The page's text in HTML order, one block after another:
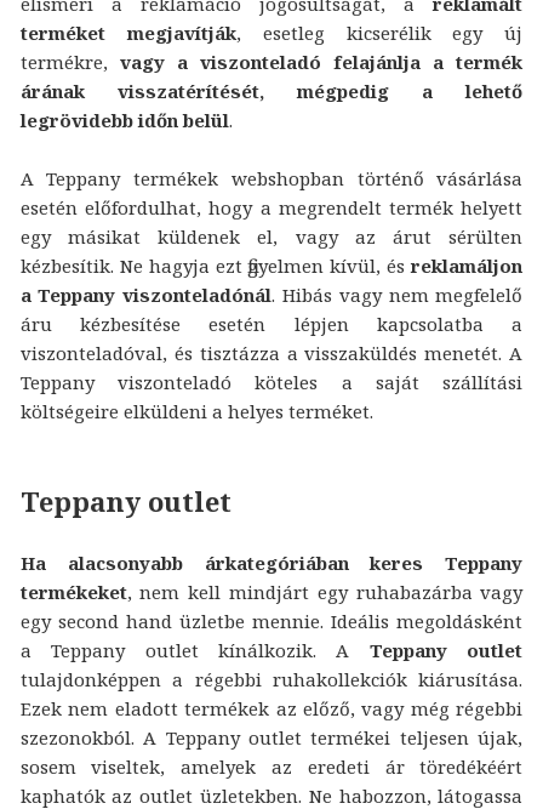
terméket megjavítják, esetleg kicserélik egy új
termékre, vagy a viszonteladó felajánlja a termék
árának visszatérítését, mégpedig a lehető
legrövidebb időn belül.
A Teppany termékek webshopban történő vásárlása
esetén előfordulhat, hogy a megrendelt termék helyett
egy másikat küldenek el, vagy az árut sérülten
kézbesítik. Ne hagyja ezt figyelmen kívül, ésreklamáljon
a Teppany viszonteladónál. Hibás vagy nem megfelelő
áru kézbesítése esetén lépjen kapcsolatba a
viszonteladóval, és tisztázza a visszaküldés menetét. A
Teppany viszonteladó köteles a saját szállítási
költségeire elküldeni a helyes terméket.
Teppany outlet
Ha alacsonyabb árkategóriában keres Teppany
termékeket, nem kell mindjárt egy ruhabazárba vagy
egy second hand üzletbe mennie. Ideális megoldásként
a Teppany outlet kínálkozik. A Teppany outlet
tulajdonképpen a régebbi ruhakollekciók kiárusítása.
Ezek nem eladott termékek az előző, vagy még régebbi
szezonokból. A Teppany outlet termékei teljesen újak,
sosem viseltek, amelyek az eredeti ár töredékéért
kaphatók az outlet üzletekben. Ne habozzon, látogassa